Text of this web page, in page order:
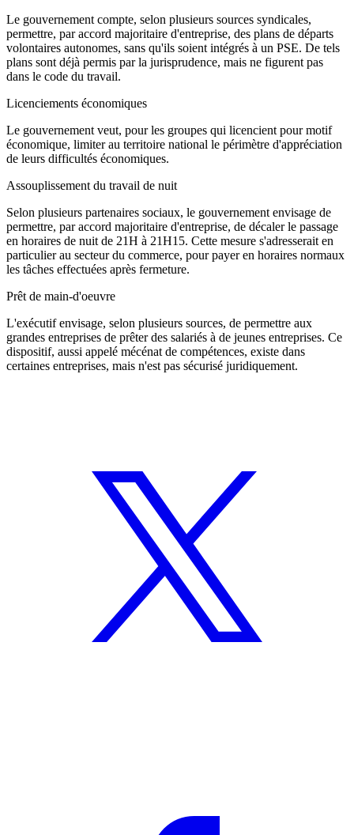
Le gouvernement compte, selon plusieurs sources syndicales,
permettre, par accord majoritaire d'entreprise, des plans de départs
volontaires autonomes, sans qu'ils soient intégrés à un PSE. De tels
plans sont déjà permis par la jurisprudence, mais ne figurent pas
dans le code du travail.
Licenciements économiques
Le gouvernement veut, pour les groupes qui licencient pour motif
économique, limiter au territoire national le périmètre d'appréciation
de leurs difficultés économiques.
Assouplissement du travail de nuit
Selon plusieurs partenaires sociaux, le gouvernement envisage de
permettre, par accord majoritaire d'entreprise, de décaler le passage
en horaires de nuit de 21H à 21H15. Cette mesure s'adresserait en
particulier au secteur du commerce, pour payer en horaires normaux
les tâches effectuées après fermeture.
Prêt de main-d'oeuvre
L'exécutif envisage, selon plusieurs sources, de permettre aux
grandes entreprises de prêter des salariés à de jeunes entreprises. Ce
dispositif, aussi appelé mécénat de compétences, existe dans
certaines entreprises, mais n'est pas sécurisé juridiquement.